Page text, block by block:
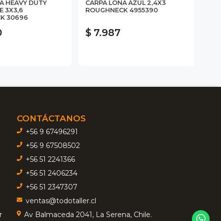
HEAVY DUTY
3X3,6
30696
CARPA LONA AZUL 2,4X3
ROUGHNECK 4955390
$ 7.987
CONTÁCTANOS
+56 9 67496291
+56 9 67508502
+56 51 2241366
+56 51 2406234
+56 51 2347307
ventas@todotaller.cl
Av Balmaceda 2041, La Serena, Chile.